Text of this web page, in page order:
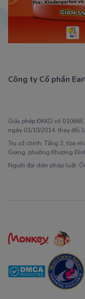
Công ty Cổ phần
Giấy phép ĐKKD số
ngày 01/10/2014, thay đổi
Trụ sở chính: Tầng 3, tòa
Giang, phường Khương
Người đại diện pháp luật: